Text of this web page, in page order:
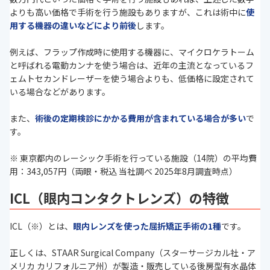
よりも高い価格で手術を行う施設もありますが、これは術中に使
用する機器の違いなどにより前後します。
例えば、フラップ作成時に使用する機器に、マイクロケラトーム
と呼ばれる電動カンナを使う場合は、近年の主流となっているフ
ェムトセカンドレーザーを使う場合よりも、低価格に設定されて
いる場合などがあります。
また、 術後の定期検診にかかる費用が含まれている場合が多いで
す。
※ 東京都内のレーシック手術を行っている施設（14院）の平均費
用：343,057円（両眼・税込 当社調べ 2025年8月調査時点）
ICL（眼内コンタクトレンズ）の特徴
ICL（※）とは、 眼内レンズを使った屈折矯正手術の1種です。
正しくは、STAAR Surgical Company（スターサージカル社・ア
メリカ カリフォルニア州）が製造・販売している後房型有水晶体